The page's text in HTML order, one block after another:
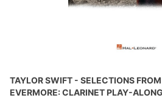
TAYLOR SWIFT - SELECTIONS
EVERMORE: CLARINET PLAY-